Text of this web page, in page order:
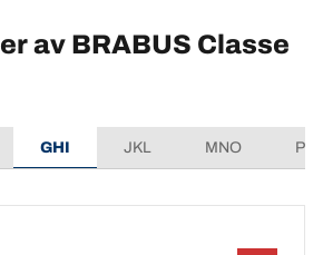
av BRABUS Classe
GHI JKL MNO